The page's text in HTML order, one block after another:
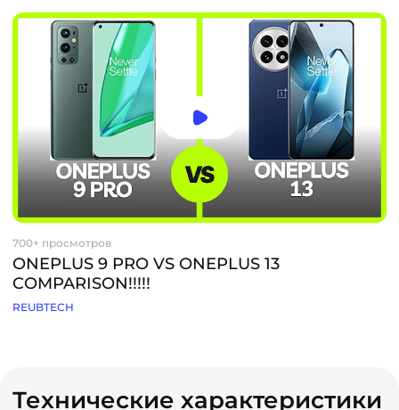
700+ просмотров
ONEPLUS 9 PRO VS ONEPLUS 13
COMPARISON!!!!!
REUBTECH
Технические характеристики